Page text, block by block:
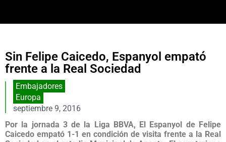
Sin Felipe Caicedo, Espanyol empató
frente a la Real Sociedad
Embajadores
Europa
septiembre 9, 2016
Por la jornada 3 de la Liga BBVA, El Espanyol de Felipe
Caicedo empató 1-1 en condición de visita frente a la Real